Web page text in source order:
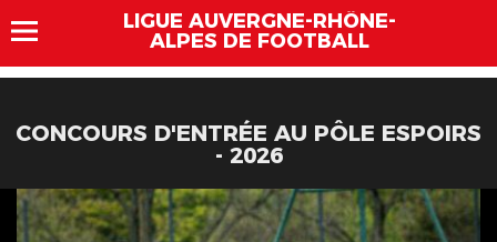
LIGUE AUVERGNE-RHÔNE-
ALPES DE FOOTBALL
CONCOURS D'ENTRÉE AU PÔLE ESPOIRS
- 2026